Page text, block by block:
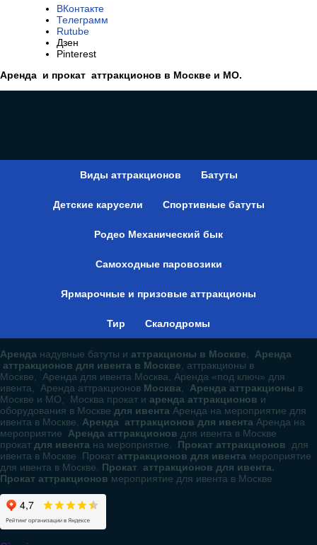
ВКонтакте
Телеграмм
Rutube
Дзен
Pinterest
Аренда и прокат аттракционов в Москве и МО.
Виды аттракционов Батуты
Детские карусели Спортивные батуты
Родео Механический бык
Самоходные паровозики
Ярмарочные и призовые аттракционы
Тир Скалодромы
Аренда надувные батуты и аттракционы в Москве
Аренда
аттракционов для ивента в Москве , аттракционы в
Москве, Аренда для ивента Москва, Аренда «под ключ» для
ивента, Аренда аттракционов Москва Аренда аттракционы в
Москве и МО, Москва прокат и аренда аттракционов и
оборудования в Москве для ивента Аренда на мероприятие для
ивента в Москве, Аренда аттракционов для ивента Аренда на
мероприятие Аренда аттракционов для ивента в Москве
прокат для ивента на мероприятие. Прокат аттракционов для
ивента в Москве Прокат аттракционов для ивента мероприятие
для ивента в Москве. Прокат аттракционов для ивента.
Прокат аттракционов мероприятие для ивента в Москве